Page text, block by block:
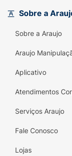
Sobre a
Sobre a Araujo
Araujo
Aplicativo
Atendimentos
Serviços Araujo
Fale Conosco
Lojas